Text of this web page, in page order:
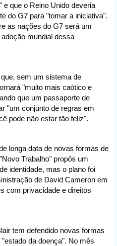
e que o Reino Unido deveria
do G7 para "tomar a iniciativa".
as nações do G7 será um
mundial dessa
sem um sistema de
"muito mais caótico e
que um passaporte de
"um conjunto de regras em
pode não estar tão feliz".
longa data de novas formas de
Trabalho" propôs um
identidade, mas o plano foi
de David Cameron em
com privacidade e direitos
tem defendido novas formas
da doença". No mês